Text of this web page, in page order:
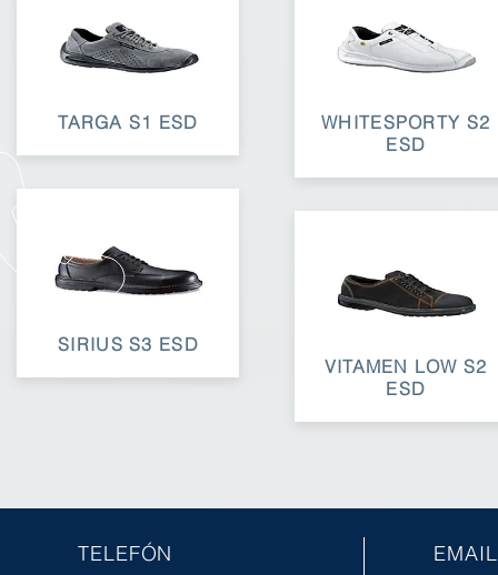
TARGA S1 ESD
SIRIUS S3 ESD
WHITESPORTY S2
ESD
VITAMEN LOW S2
ESD
TELEFÓN EMAIL